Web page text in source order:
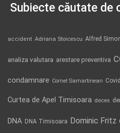
Subiecte căutate de
accident Adriana Stoicescu Alfred
analiza valutara arestare preventiva
condamnare Cornel Samartinean
Curtea de Apel Timisoara deces
DNA DNA Timisoara Dominic Fritz